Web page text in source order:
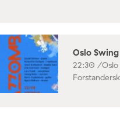
Oslo
22:30 /